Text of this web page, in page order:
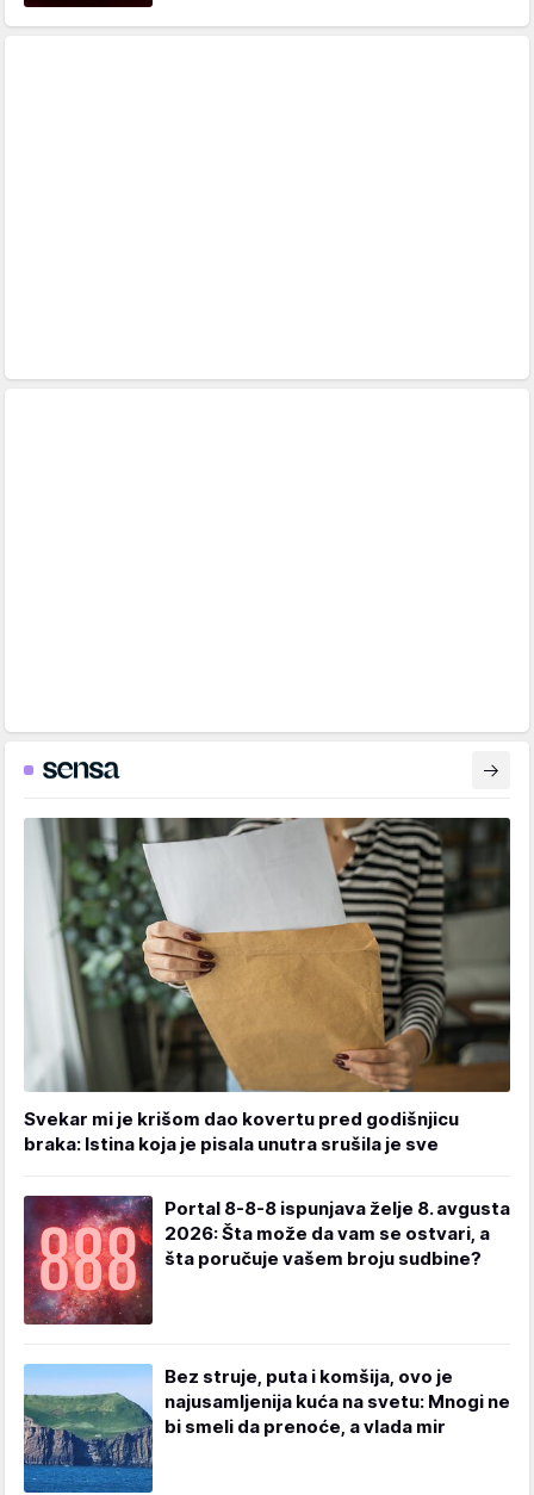
Svekar mi je krišom dao kovertu pred godišnjicu
braka: Istina koja je pisala unutra srušila je sve
Portal 8-8-8 ispunjava želje 8. avgusta
2026: Šta može da vam se ostvari, a
šta poručuje vašem broju sudbine?
Bez struje, puta i komšija, ovo je
najusamljenija kuća na svetu: Mnogi ne
bi smeli da prenoće, a vlada mir